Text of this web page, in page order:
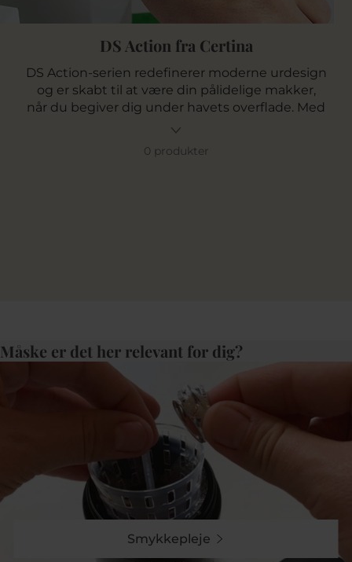
DS Action fra Certina
DS Action-serien redefinerer moderne urdesign
og er skabt til at være din pålidelige makker,
når du begiver dig under havets overflade. Med
imponerende præcision, exceptionel
disse ure til både mænd og kvinder perfekte til
0 produkter
Måske er det her relevant for dig?
Smykkepleje